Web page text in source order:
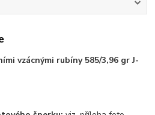
vzácnými rubíny 585/3,96 gr J-